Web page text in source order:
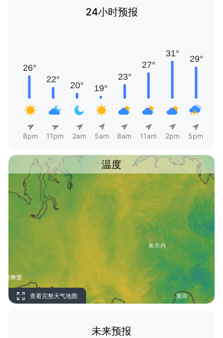
24小时预报
8pm 11pm 2am 5am 8am 11am 2pm 5pm
温度
查看完整天气地图
未来预报